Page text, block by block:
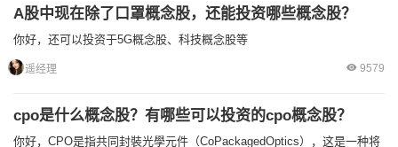
A股中现在除了口罩概念股，还能投资哪些概念股？
你好，还可以投资于5G概念股、科技概念股等
遥经理 9579
cpo是什么概念股？有哪些可以投资的cpo概念股？
你好，CPO是指共同封裝光學元件（CoPackagedOptics），这是一种将